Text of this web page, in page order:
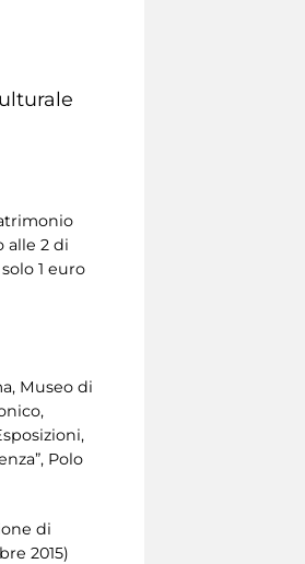
alle 2 di
1 euro
Museo di
Polo
di
2015)